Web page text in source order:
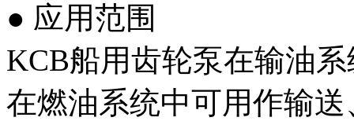
● 应用范围
KCB船用齿轮泵在输油
在燃油系统中可用作输